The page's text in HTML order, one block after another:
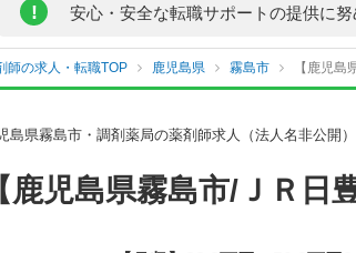
! 安心・安全な転職サポートの提供に努
師の求人・転職TOP 鹿児島県 霧島市 【鹿児
島県霧島市・調剤薬局の薬剤師求人（法人名非公開）
鹿児島県霧島市/ＪＲ日